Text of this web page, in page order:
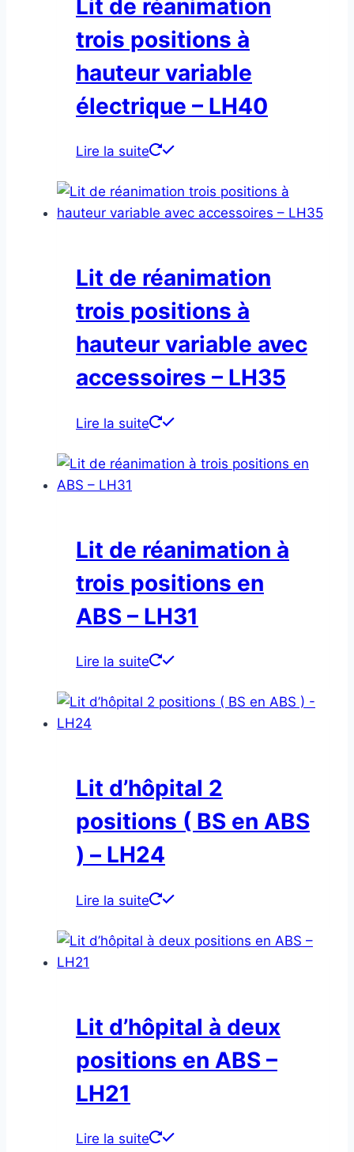
Lit de réanimation
trois positions à
hauteur variable
électrique – LH40
Lire la suite
Lit de réanimation
trois positions à
hauteur variable avec
accessoires – LH35
Lire la suite
Lit de réanimation à
trois positions en
ABS – LH31
Lire la suite
Lit d’hôpital 2
positions ( BS en ABS
) – LH24
Lire la suite
Lit d’hôpital à deux
positions en ABS –
LH21
Lire la suite